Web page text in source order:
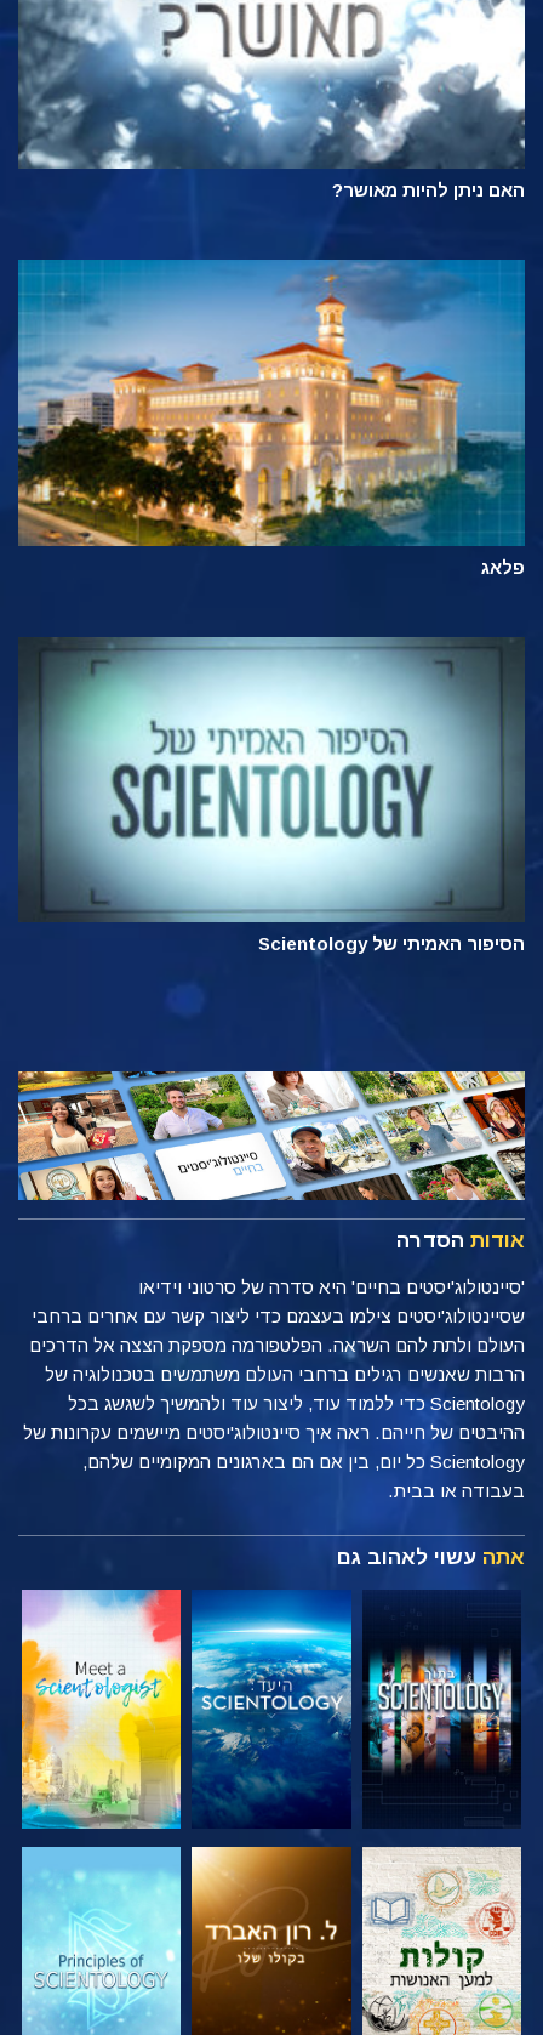
האם ניתן להיות מאושר?
פלאג
הסיפור האמיתי של Scientology
אודות הסדרה
'סיינטולוג'יסטים בחיים' היא סדרה של סרטוני וידיאו
שסיינטולוג'יסטים צילמו בעצמם כדי ליצור קשר עם אחרים ברחבי
העולם ולתת להם השראה. הפלטפורמה מספקת הצצה אל הדרכים
הרבות שאנשים רגילים ברחבי העולם משתמשים בטכנולוגיה של
Scientology כדי ללמוד עוד, ליצור עוד ולהמשיך לשגשג בכל
ההיבטים של חייהם. ראה איך סיינטולוג'יסטים מיישמים עקרונות של
Scientology כל יום, בין אם הם בארגונים המקומיים שלהם,
בעבודה או בבית.
אתה עשוי לאהוב גם
בדוק את הסדרה בדוק את הסדרה בדוק את הסדרה